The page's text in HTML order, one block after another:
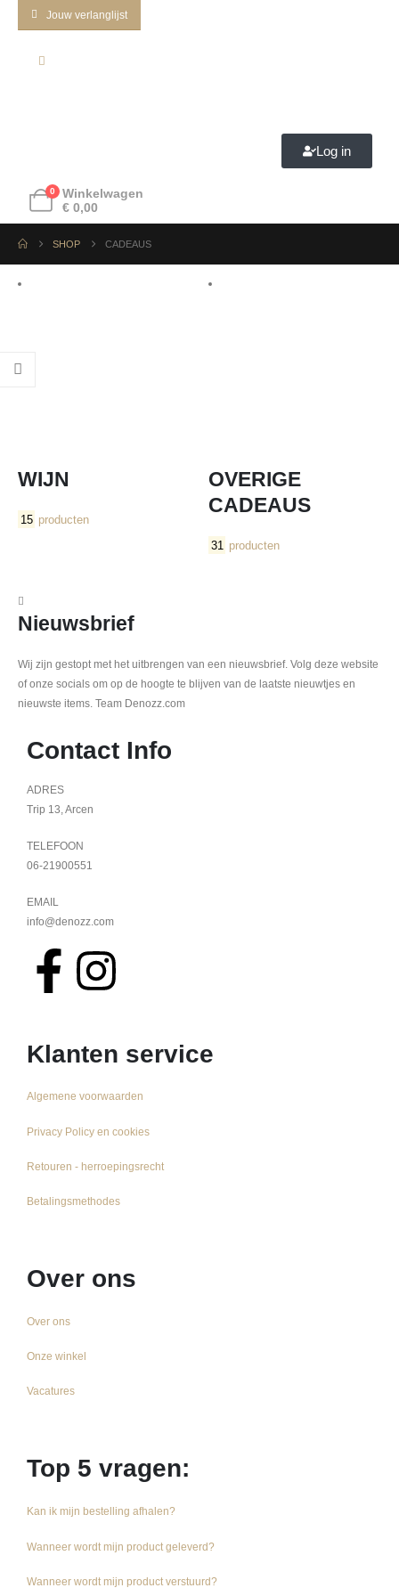
Jouw verlanglijst
Log in
0
Winkelwagen
€ 0,00
SHOP CADEAUS
WIJN
15 producten
OVERIGE
CADEAUS
31 producten
Nieuwsbrief
Wij zijn gestopt met het uitbrengen van een nieuwsbrief. Volg deze website
of onze socials om op de hoogte te blijven van de laatste nieuwtjes en
nieuwste items. Team Denozz.com
Contact Info
ADRES
Trip 13, Arcen
TELEFOON
06-21900551
EMAIL
info@denozz.com
Klanten service
Algemene voorwaarden
Privacy Policy en cookies
Retouren - herroepingsrecht
Betalingsmethodes
Over ons
Over ons
Onze winkel
Vacatures
Top 5 vragen:
Kan ik mijn bestelling afhalen?
Wanneer wordt mijn product geleverd?
Wanneer wordt mijn product verstuurd?